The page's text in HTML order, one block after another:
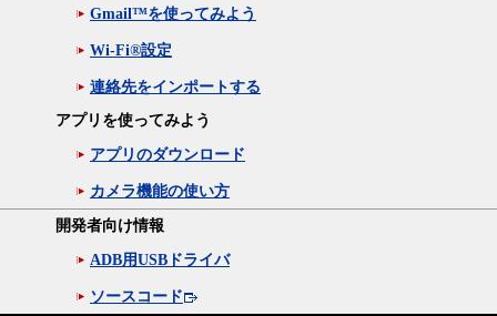
Gmail™を使ってみよう
Wi-Fi®設定
連絡先をインポートする
アプリを使ってみよう
アプリのダウンロード
カメラ機能の使い方
開発者向け情報
ADB用USBドライバ
ソースコード